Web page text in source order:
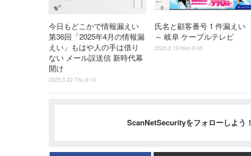
今日もどこかで情報漏えい
第36回「2025年4月の情報漏
えい」もはや人の手は借り
ない メール誤送信 新時代幕
開け
2025.5.22 Thu 8:10
氏名と顧客番号 1 件漏えい
～ 岐阜 ケーブルテレビ
2025.2.10 Mon 8:05
ScanNetSecurityをフォローしよう！